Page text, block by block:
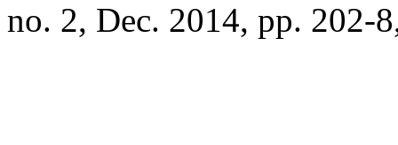
no. 2, Dec. 2014, pp. 202-